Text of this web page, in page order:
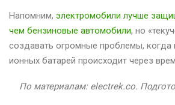
Напомним, электромобили лучше
чем бензиновые автомобили, но
создавать огромные проблемы, когда
ионных батарей происходит через
По материалам: electrek.co.